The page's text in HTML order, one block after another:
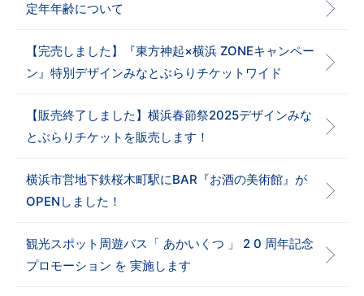
定年年齢について
【完売しました】『東方神起×横浜 ZONEキャンペー
ン』特別デザインみなとぶらりチケットワイド
【販売終了しました】横浜春節祭2025デザインみな
とぶらりチケットを販売します！
横浜市営地下鉄桜木町駅にBAR『お酒の美術館』が
OPENしました！
観光スポット周遊バス「 あかいくつ 」 2 0 周年記念
プロモーション を 実施します